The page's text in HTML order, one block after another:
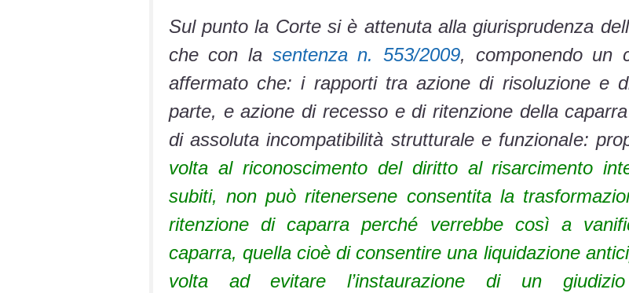
Sul punto la Corte si è attenuta alla giurisprudenza
che con la sentenza n. 553/2009, componendo un
affermato che: i rapporti tra azione di risoluzione e
parte, e azione di recesso e di ritenzione della
di assoluta incompatibilità strutturale e funzionale:
volta al riconoscimento del diritto al risarcimento
subiti, non può ritenersene consentita la
ritenzione di caparra perché verrebbe così a
caparra, quella cioè di consentire una liquidazione
volta ad evitare l’instaurazione di un